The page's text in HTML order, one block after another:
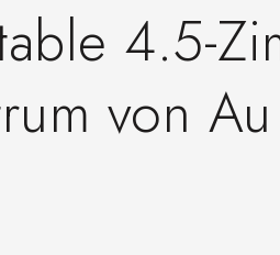
4.5-
von Au